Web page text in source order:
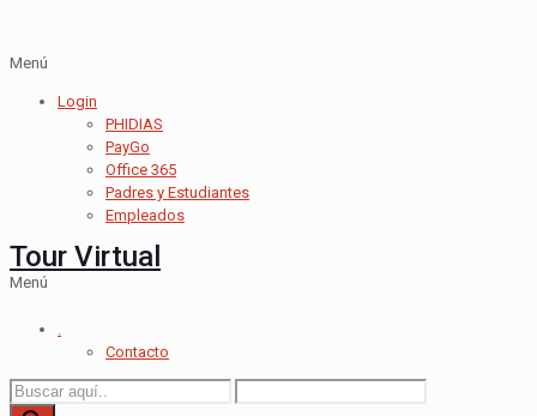
Menú
Login
PHIDIAS
PayGo
Office 365
Padres y Estudiantes
Empleados
Tour Virtual
Menú
.
Contacto